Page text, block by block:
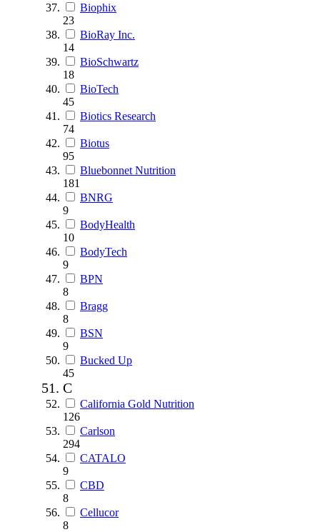
Biophix
23
BioRay Inc.
14
BioSchwartz
18
BioTech
45
Biotics Research
74
Biotus
95
Bluebonnet Nutrition
181
BNRG
9
BodyHealth
10
BodyTech
9
BPN
8
Bragg
8
BSN
9
Bucked Up
45
C
California Gold Nutrition
126
Carlson
294
CATALO
9
CBD
8
Cellucor
8